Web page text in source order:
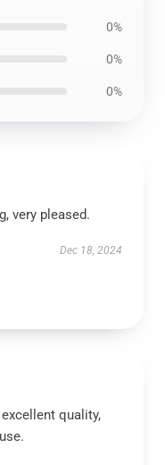
0%
0%
0%
very pleased.
Dec 18, 2024
quality,